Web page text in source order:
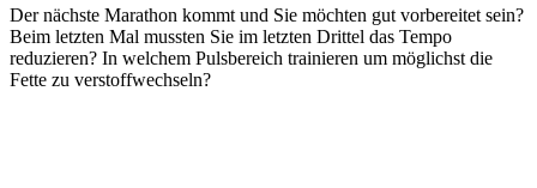
Der nächste Marathon kommt und Sie möchten gut vorbereitet sein?
Beim letzten Mal mussten Sie im letzten Drittel das Tempo
reduzieren? In welchem Pulsbereich trainieren um möglichst die
Fette zu verstoffwechseln?